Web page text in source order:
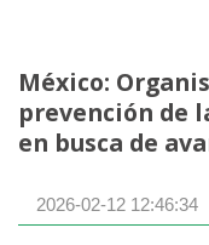
México:
prevención de
en busca de
2026-02-12 12:46:34